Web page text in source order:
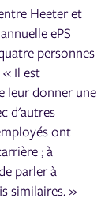
Heeter et
ePS
personnes
« Il est
leur donner une
d'autres
ont
; à
parler à
similaires. »